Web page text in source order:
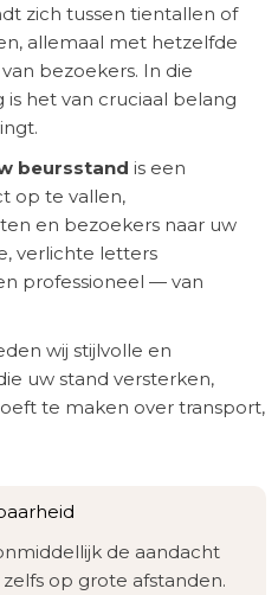
zich tussen tientallen of
allemaal met hetzelfde
bezoekers. In die
het van cruciaal belang
beursstand is een
op te vallen,
en bezoekers naar uw
verlichte letters
professioneel — van
wij stijlvolle en
uw stand versterken,
te maken over transport,
de aandacht
op grote afstanden.